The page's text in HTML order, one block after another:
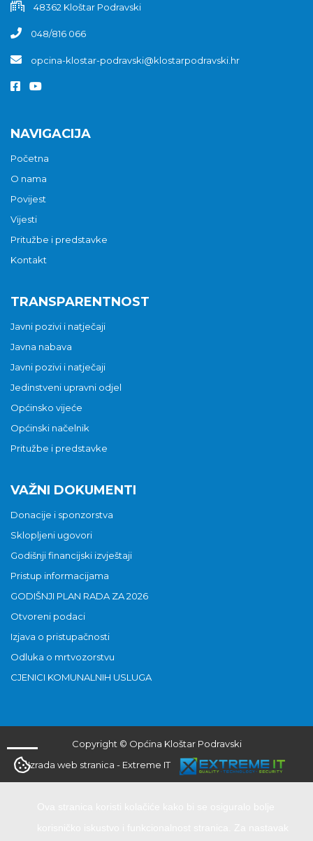
48362 Kloštar Podravski
048/816 066
opcina-klostar-podravski@klostarpodravski.hr
NAVIGACIJA
Početna
O nama
Povijest
Vijesti
Pritužbe i predstavke
Kontakt
TRANSPARENTNOST
Javni pozivi i natječaji
Javna nabava
Javni pozivi i natječaji
Jedinstveni upravni odjel
Općinsko vijeće
Općinski načelnik
Pritužbe i predstavke
VAŽNI DOKUMENTI
Donacije i sponzorstva
Sklopljeni ugovori
Godišnji financijski izvještaji
Pristup informacijama
GODIŠNJI PLAN RADA ZA 2026
Otvoreni podaci
Izjava o pristupačnosti
Odluka o mrtvozorstvu
CJENICI KOMUNALNIH USLUGA
Copyright © Općina Kloštar Podravski
Izrada web stranica - Extreme IT